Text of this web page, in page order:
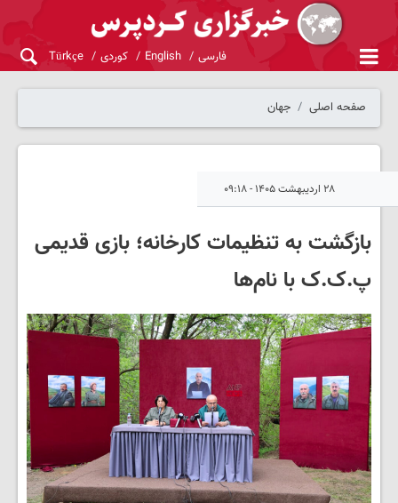
فارسی English کوردی Türkçe
صفحه اصلی جهان
۲۸ اردیبهشت ۱۴۰۵ - ۰۹:۱۸
بازگشت به تنظیمات کارخانه؛ بازی قدیمی
پ.ک.ک با نام‌ها